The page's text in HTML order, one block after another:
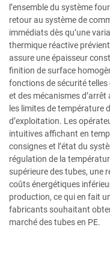
l’ensemble du système
retour au système de
immédiats dès qu’une
thermique réactive
assure une épaisseur
finition de surface
fonctions de sécurité
et des mécanismes
les limites de température
d’exploitation. Les
intuitives affichant en
consignes et l’état du
régulation de la
supérieure des tubes, une
coûts énergétiques
production, ce qui en fait
fabricants souhaitant
marché des tubes en PE.